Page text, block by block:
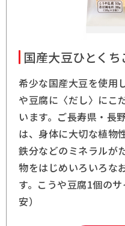
国産大豆ひとくち
希少な国産大豆を使用
や豆腐に〈だし〉にこ
います。ご長寿県・長
は、身体に大切な植物
鉄分などのミネラルが
物をはじめいろいろな
す。こうや豆腐1個の
安）